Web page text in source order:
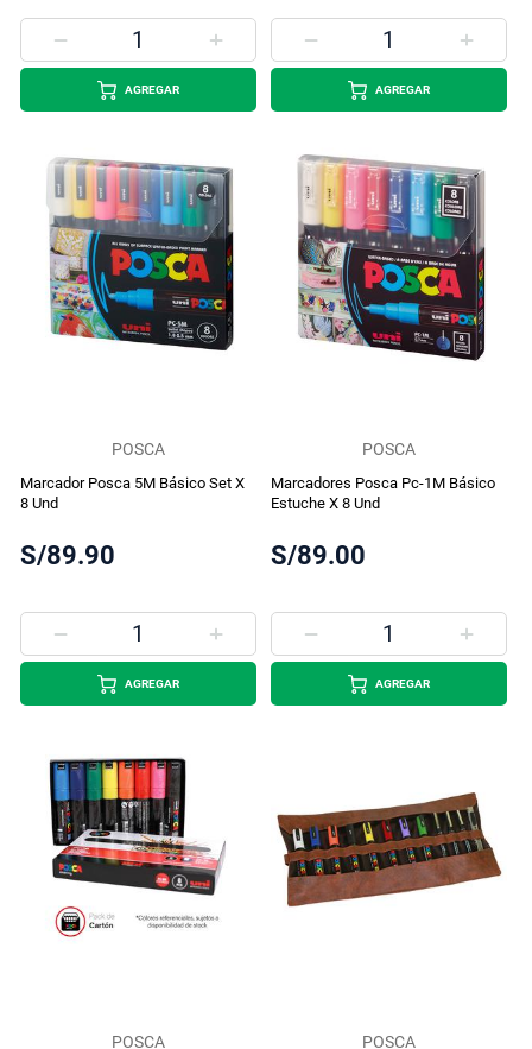
AGREGAR AGREGAR
POSCA
Marcador Posca 5M Básico Set X
8 Und
S/89.90
AGREGAR
POSCA
Marcadores Posca Pc-1M Básico
Estuche X 8 Und
S/89.00
AGREGAR
POSCA POSCA